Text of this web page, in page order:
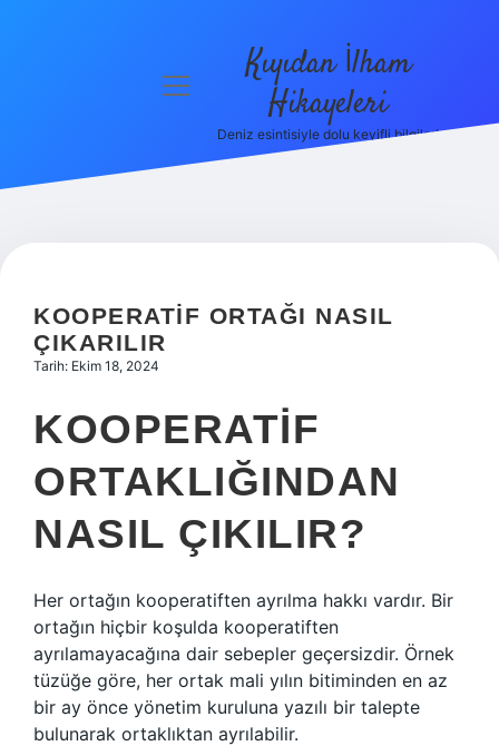
Hakkımızda
menüyü
Kıyıdan İlham
Hikayeleri
Deniz esintisiyle dolu keyifli bilgiler!
KOOPERATIF ORTAĞI NASIL
ÇIKARILIR
Tarih: Ekim 18, 2024
KOOPERATIF
ORTAKLIĞINDAN
NASIL ÇIKILIR?
Her ortağın kooperatiften ayrılma hakkı vardır. Bir
ortağın hiçbir koşulda kooperatiften
ayrılamayacağına dair sebepler geçersizdir. Örnek
tüzüğe göre, her ortak mali yılın bitiminden en az
bir ay önce yönetim kuruluna yazılı bir talepte
bulunarak ortaklıktan ayrılabilir.